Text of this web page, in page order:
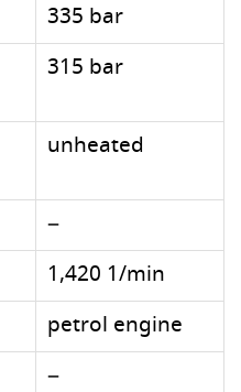
335 bar
315 bar
unheated
–
1,420 1/min
petrol engine
–